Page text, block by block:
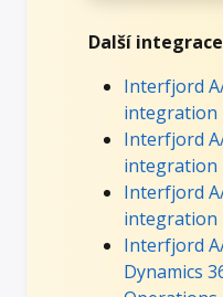
Další integrace
Interfjord
integration
Interfjord
integration
Interfjord
integration
Interfjord
Dynamics